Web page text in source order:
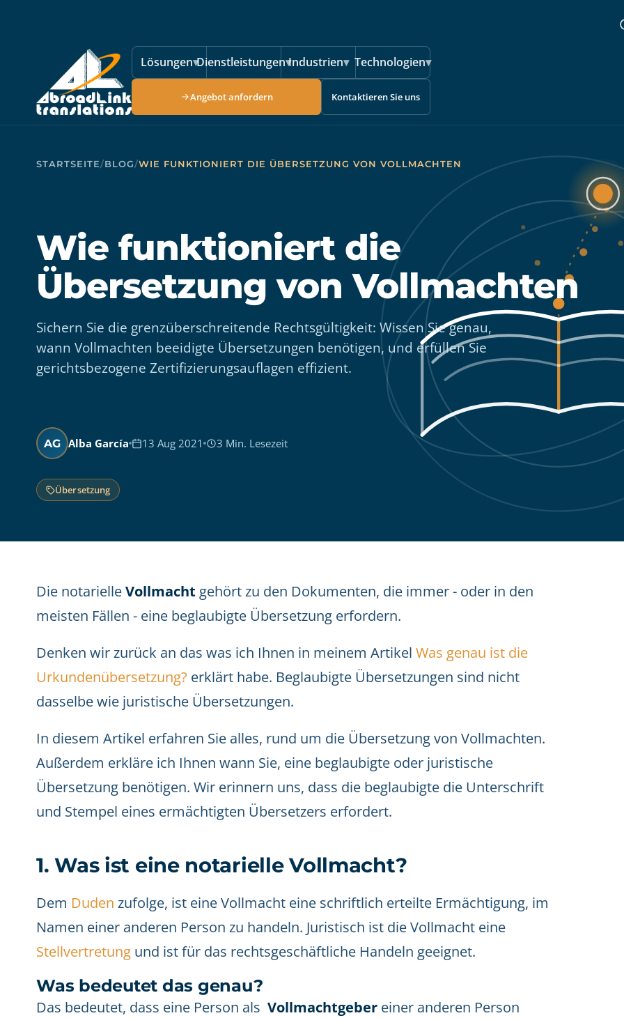
Lösungen▾Dienstleistungen▾Industrien▾ Technologien▾
Angebot anfordern Kontaktieren Sie uns
STARTSEITE/BLOG/WIE FUNKTIONIERT DIE ÜBERSETZUNG VON VOLLMACHTEN
Wie funktioniert die
Übersetzung von Vollmachten
Sichern Sie die grenzüberschreitende Rechtsgültigkeit: Wissen Sie genau,
wann Vollmachten beeidigte Übersetzungen benötigen, und erfüllen Sie
gerichtsbezogene Zertifizierungsauflagen effizient.
AG Alba García 13 Aug 2021 3 Min. Lesezeit
Übersetzung
Die notarielleVollmacht gehört zu den Dokumenten, die immer - oder in den
meisten Fällen - eine beglaubigte Übersetzung erfordern.
Denken wir zurück an das was ich Ihnen in meinem Artikel Was genau ist die
Urkundenübersetzung? erklärt habe. Beglaubigte Übersetzungen sind nicht
dasselbe wie juristische Übersetzungen.
In diesem Artikel erfahren Sie alles, rund um die Übersetzung von Vollmachten.
Außerdem erkläre ich Ihnen wann Sie, eine beglaubigte oder juristische
Übersetzung benötigen. Wir erinnern uns, dass die beglaubigte die Unterschrift
und Stempel eines ermächtigten Übersetzers erfordert.
1. Was ist eine notarielle Vollmacht?
Dem Duden zufolge, ist eine Vollmacht eine schriftlich erteilte Ermächtigung, im
Namen einer anderen Person zu handeln. Juristisch ist die Vollmacht eine
Stellvertretung und ist für das rechtsgeschäftliche Handeln geeignet.
Was bedeutet das genau?
Das bedeutet, dass eine Person als Vollmachtgeber einer anderen Person